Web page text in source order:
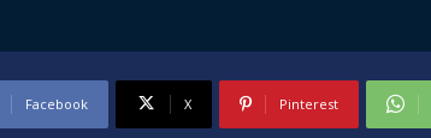
Facebook X Pinterest